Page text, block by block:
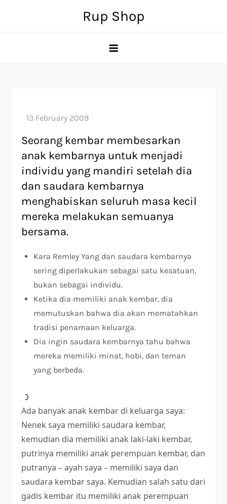
Rup Shop
Seorang kembar membesarkan
anak kembarnya untuk menjadi
individu yang mandiri setelah dia
dan saudara kembarnya
menghabiskan seluruh masa kecil
mereka melakukan semuanya
bersama.
Kara Remley Yang dan saudara kembarnya
sering diperlakukan sebagai satu kesatuan,
bukan sebagai individu.
Ketika dia memiliki anak kembar, dia
memutuskan bahwa dia akan mematahkan
tradisi penamaan keluarga.
Dia ingin saudara kembarnya tahu bahwa
mereka memiliki minat, hobi, dan teman
yang berbeda.
Ada banyak anak kembar di keluarga saya:
Nenek saya memiliki saudara kembar,
kemudian dia memiliki anak laki-laki kembar,
putrinya memiliki anak perempuan kembar, dan
putranya – ayah saya – memiliki saya dan
saudara kembar saya. Kemudian salah satu dari
gadis kembar itu memiliki anak perempuan